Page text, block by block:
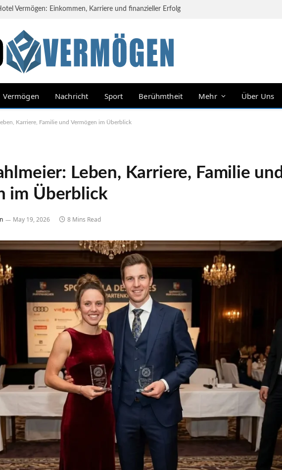
Vermögen: Einkommen, Karriere und finanzieller Erfolg
Vermögen Nachricht Sport Berühmtheit Mehr Über Uns
Karriere, Familie und Vermögen im Überblick
Leben, Karriere, Familie und
im Überblick
May 19, 2026 8 Mins Read